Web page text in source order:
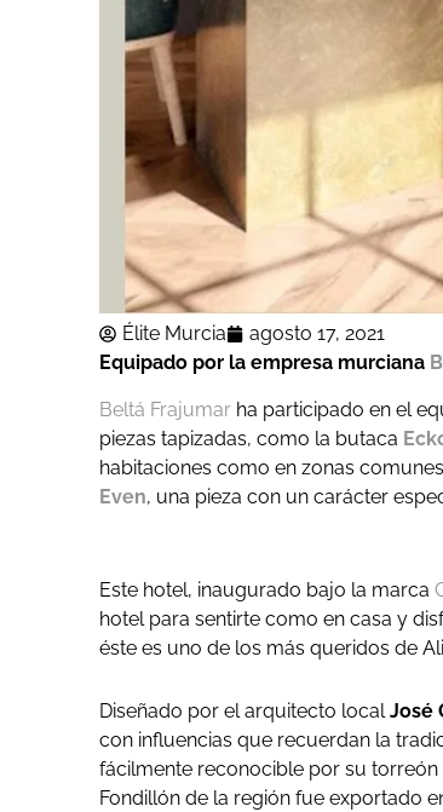
Élite Murcia
agosto 17, 2021
Equipado por la empresa murciana
Beltá Frajumar ha participado en el
piezas tapizadas, como la butaca
habitaciones como en zonas
Even, una pieza con un carácter
Este hotel, inaugurado bajo la marca
hotel para sentirte como en casa y
éste es uno de los más queridos de
Diseñado por el arquitecto localJosé
con influencias que recuerdan la
fácilmente reconocible por su
Fondillón de la región fue exportado